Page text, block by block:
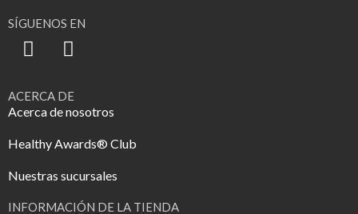
SÍGUENOS EN
ACERCA DE
Acerca de nosotros
Healthy Awards® Club
Nuestras sucursales
INFORMACIÓN DE LA TIENDA